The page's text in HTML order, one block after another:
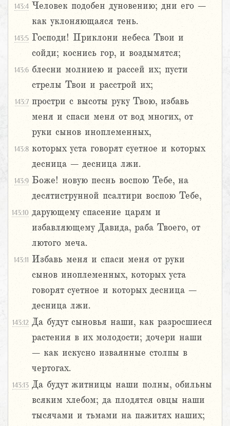
143:4 Человек подобен дуновению; дни его –
как уклоняющаяся тень.
143:5 Господи! Приклони небеса Твои и
сойди; коснись гор, и воздымятся;
143:6 блесни молниею и рассей их; пусти
стрелы Твои и расстрой их;
143:7 простри с высоты руку Твою, избавь
меня и спаси меня от вод многих, от
руки сынов иноплеменных,
143:8 которых уста говорят суетное и которых
десница – десница лжи.
143:9 Боже! новую песнь воспою Тебе, на
десятиструнной псалтири воспою Тебе,
143:10 дарующему спасение царям и
избавляющему Давида, раба Твоего, от
лютого меча.
143:11 Избавь меня и спаси меня от руки
сынов иноплеменных, которых уста
говорят суетное и которых десница –
десница лжи.
143:12 Да будут сыновья наши, как разросшиеся
растения в их молодости; дочери наши
– как искусно изваянные столпы в
чертогах.
143:13 Да будут житницы наши полны, обильны
всяким хлебом; да плодятся овцы наши
тысячами и тьмами на пажитях наших;